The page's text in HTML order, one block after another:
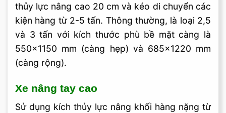
thủy lực nâng cao 20 cm và kéo di chuyển các
kiện hàng từ 2-5 tấn. Thông thường, là loại 2,5
và 3 tấn với kích thước phù bề mặt càng là
550×1150 mm (càng hẹp) và 685×1220 mm
(càng rộng).
Xe nâng tay cao
Sử dụng kích thủy lực nâng khối hàng nặng từ